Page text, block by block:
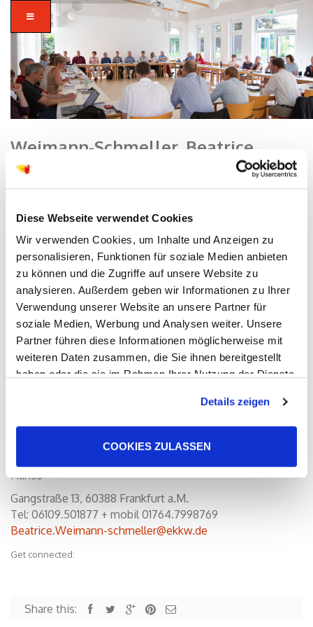
Diese Webseite verwendet Cookies
Wir verwenden Cookies, um Inhalte und Anzeigen zu
personalisieren, Funktionen für soziale Medien anbieten
zu können und die Zugriffe auf unsere Website zu
analysieren. Außerdem geben wir Informationen zu Ihrer
Verwendung unserer Website an unsere Partner für
soziale Medien, Werbung und Analysen weiter. Unsere
Partner führen diese Informationen möglicherweise mit
weiteren Daten zusammen, die Sie ihnen bereitgestellt
haben oder die sie im Rahmen Ihrer Nutzung der Dienste
Cookies, wenn Sie unsere Webseite weiterhin nutzen.
Details zeigen
COOKIES ZULASSEN
Weimann-Schmeller, Beatrice
Home
29
AUG
0
Pfarrerin im St. Vinzenz-Krankenhaus, im Hospiz Louise
Hanau
Gangstraße 13, 60388 Frankfurt a.M.
Tel: 06109.501877 + mobil 01764.7998769
Beatrice.Weimann-schmeller@ekkw.de
Get connected:
Share this: